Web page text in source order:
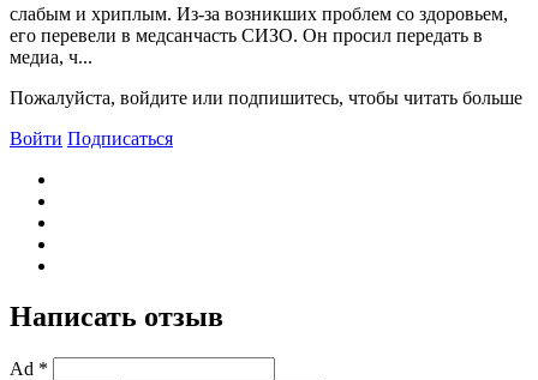
слабым и хриплым. Из-за возникших проблем со здоровьем,
его перевели в медсанчасть СИЗО. Он просил передать в
медиа, ч...
Пожалуйста, войдите или подпишитесь, чтобы читать больше
Войти Подписаться
Написать отзыв
Ad *